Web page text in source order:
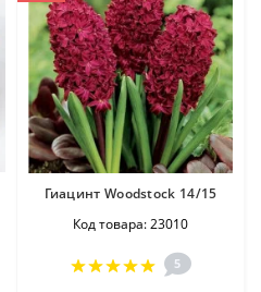
Гиацинт Woodstock 14/15
Код товара: 23010
5